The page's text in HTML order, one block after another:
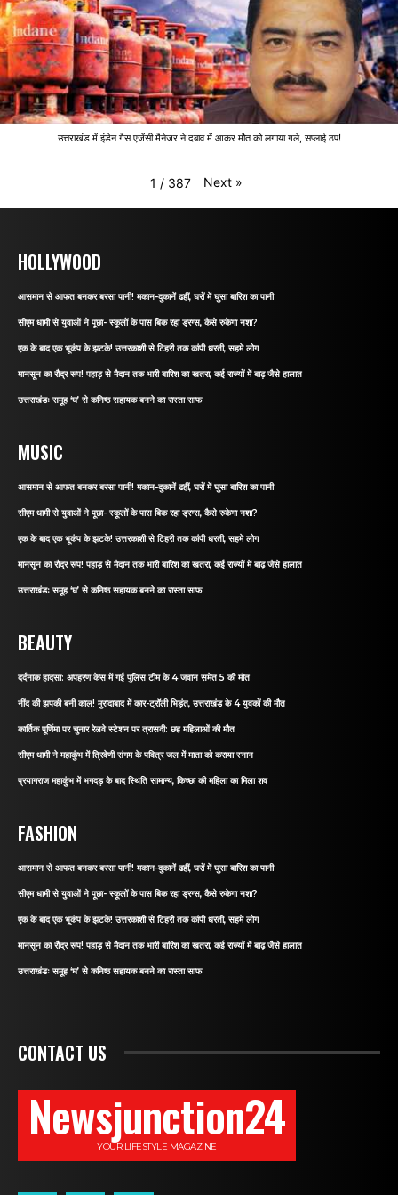
उत्तराखंड में इंडेन गैस एजेंसी मैनेजर ने दबाव में आकर मौत को लगाया गले, सप्लाई ठप!
1 / 387 Next »
HOLLYWOOD
आसमान से आफत बनकर बरसा पानी! मकान-दुकानें ढहीं, घरों में घुसा बारिश का पानी
सीएम धामी से युवाओं ने पूछा- स्कूलों के पास बिक रहा ड्रग्स, कैसे रुकेगा नशा?
एक के बाद एक भूकंप के झटके! उत्तरकाशी से टिहरी तक कांपी धरती, सहमे लोग
मानसून का रौद्र रूप! पहाड़ से मैदान तक भारी बारिश का खतरा, कई राज्यों में बाढ़ जैसे हालात
उत्तराखंडः समूह ‘घ’ से कनिष्ठ सहायक बनने का रास्ता साफ
MUSIC
आसमान से आफत बनकर बरसा पानी! मकान-दुकानें ढहीं, घरों में घुसा बारिश का पानी
सीएम धामी से युवाओं ने पूछा- स्कूलों के पास बिक रहा ड्रग्स, कैसे रुकेगा नशा?
एक के बाद एक भूकंप के झटके! उत्तरकाशी से टिहरी तक कांपी धरती, सहमे लोग
मानसून का रौद्र रूप! पहाड़ से मैदान तक भारी बारिश का खतरा, कई राज्यों में बाढ़ जैसे हालात
उत्तराखंडः समूह ‘घ’ से कनिष्ठ सहायक बनने का रास्ता साफ
BEAUTY
दर्दनाक हादसा: अपहरण केस में गई पुलिस टीम के 4 जवान समेत 5 की मौत
नींद की झपकी बनी काल! मुरादाबाद में कार-ट्रॉली भिड़ंत, उत्तराखंड के 4 युवकों की मौत
कार्तिक पूर्णिमा पर चुनार रेलवे स्टेशन पर त्रासदी: छह महिलाओं की मौत
सीएम धामी ने महाकुंभ में त्रिवेणी संगम के पवित्र जल में माता को कराया स्नान
प्रयागराज महाकुंभ में भगदड़ के बाद स्थिति सामान्य, किच्छा की महिला का मिला शव
FASHION
आसमान से आफत बनकर बरसा पानी! मकान-दुकानें ढहीं, घरों में घुसा बारिश का पानी
सीएम धामी से युवाओं ने पूछा- स्कूलों के पास बिक रहा ड्रग्स, कैसे रुकेगा नशा?
एक के बाद एक भूकंप के झटके! उत्तरकाशी से टिहरी तक कांपी धरती, सहमे लोग
मानसून का रौद्र रूप! पहाड़ से मैदान तक भारी बारिश का खतरा, कई राज्यों में बाढ़ जैसे हालात
उत्तराखंडः समूह ‘घ’ से कनिष्ठ सहायक बनने का रास्ता साफ
CONTACT US
Newsjunction24
YOUR LIFESTYLE MAGAZINE